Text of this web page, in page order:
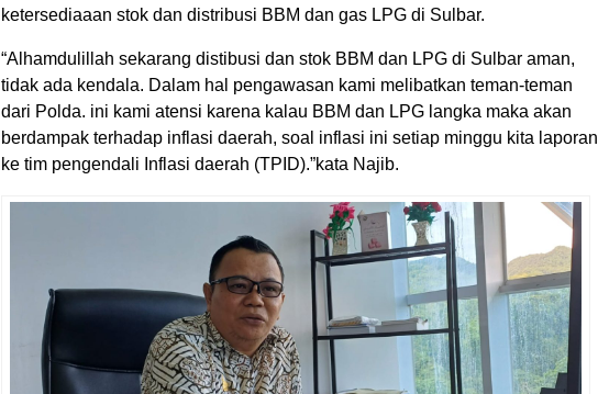
ketersediaaan stok dan distribusi BBM dan gas LPG di Sulbar.
“Alhamdulillah sekarang distibusi dan stok BBM dan LPG di Sulbar aman,
tidak ada kendala. Dalam hal pengawasan kami melibatkan teman-teman
dari Polda. ini kami atensi karena kalau BBM dan LPG langka maka akan
berdampak terhadap inflasi daerah, soal inflasi ini setiap minggu kita laporan
ke tim pengendali Inflasi daerah (TPID).”kata Najib.